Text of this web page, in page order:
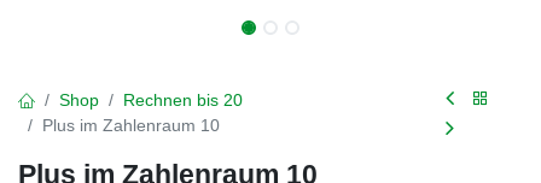
Shop
Rechnen bis 20
Plus im Zahlenraum 10
Plus im Zahlenraum 10